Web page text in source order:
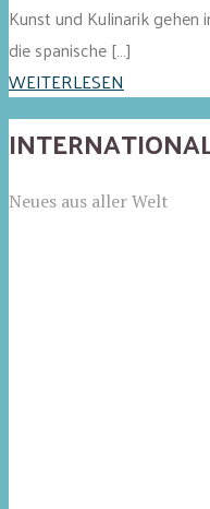
Kunst und Kulinarik gehen
die spanische […]
WEITERLESEN
Neues aus aller Welt